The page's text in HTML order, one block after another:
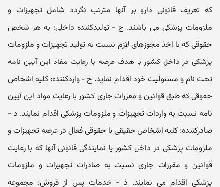
که تعریف قانونی دارو بر آنھا مترتب نگردد شامل تجھیزات و
ملزومات پزشکی می باشند. ح - تولیدکننده داخلی: به ھر شخص
حقوقی که با اخذ مجوزھای لازم نسبت به تولید تجھیزات و ملزومات
پزشکی در داخل کشور با ھدف عرضه با رعایت مفاد این آیین نامه
تحت نام و مسئولیت خود اقدام نماید. خ - واردکننده: کلیه اشخاص
حقوقی که طبق قوانین و مقررات جاری کشور با رعایت مواد این آیین
نامه نسبت به واردات تجھیزات و ملزومات پزشکی اقدام نمایند. د -
صادرکننده: کلیه اشخاص حقیقی یا حقوقی فعال در عرصه تجھیزات و
ملزومات پزشکی در داخل کشور یا نمایندگی قانونی آنھا که با رعایت
قوانین و مقررات جاری نسبت به صادرات تجھیزات و ملزومات
پزشکی اقدام می نمایند. ذ - خدمات پس از فروش: مجموعه